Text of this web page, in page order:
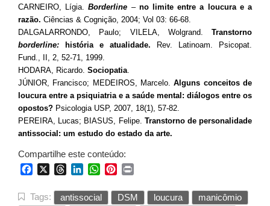
CARNEIRO, Lígia.Borderline – no limite entre a loucura e a
razão. Ciências & Cognição, 2004; Vol 03: 66-68.
DALGALARRONDO, Paulo; VILELA, Wolgrand. Transtorno
borderline:
história e atualidade.
Rev. Latinoam. Psicopat.
Fund., II, 2, 52-71, 1999.
HODARA, Ricardo. Sociopatia.
JÚNIOR, Francisco; MEDEIROS, Marcelo.Alguns conceitos de
loucura entre a psiquiatria e a saúde mental: diálogos entre os
opostos? Psicologia USP, 2007, 18(1), 57-82.
PEREIRA, Lucas; BIASUS, Felipe. Transtorno de personalidade
antissocial: um estudo do estado da arte.
Compartilhe este conteúdo:
FacebookThreadsLinkedInWhatsApp
Pinterest
Tags: antissocial DSM loucura
manicômio